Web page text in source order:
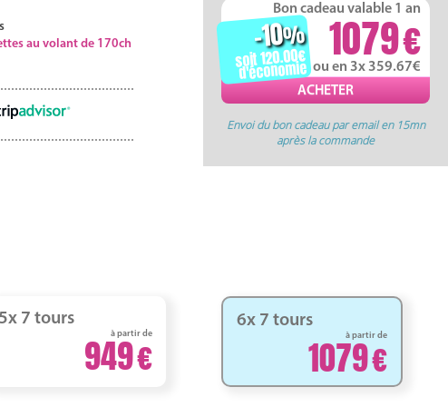
Bon cadeau valable 1 an
1079
ou en 3x 359.67
-10%
soit 120.00
d'économie
Envoi du bon cadeau par email en 15mn
après la commande
au volant de 170ch
5x 7 tours
à partir de
949
6x 7 tours
à partir de
1079